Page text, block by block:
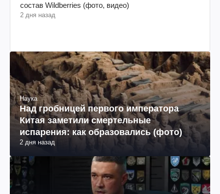
состав Wildberries (фото, видео)
2 дня назад
Наука
Над гробницей первого императора
Китая заметили смертельные
испарения: как образовались (фото)
2 дня назад